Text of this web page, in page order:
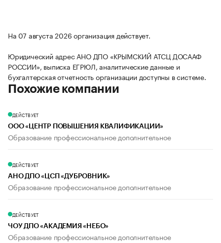
На 07 августа 2026 организация действует.
Юридический адрес АНО ДПО «КРЫМСКИЙ АТСЦ ДОСААФ
РОССИИ», выписка ЕГРЮЛ, аналитические данные и
бухгалтерская отчетность организации доступны в системе.
Похожие компании
ДЕЙСТВУЕТ
ООО «ЦЕНТР ПОВЫШЕНИЯ КВАЛИФИКАЦИИ»
Образование профессиональное дополнительное
ДЕЙСТВУЕТ
АНО ДПО «ЦСП «ДУБРОВНИК»
Образование профессиональное дополнительное
ДЕЙСТВУЕТ
ЧОУ ДПО «АКАДЕМИЯ «НЕБО»
Образование профессиональное дополнительное